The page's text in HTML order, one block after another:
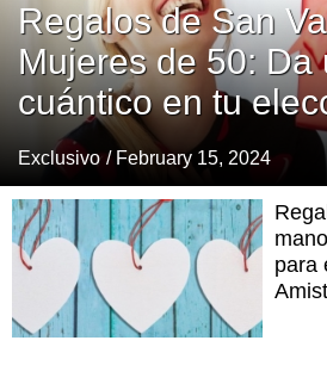
Regalos de San
Mujeres de 50: Da
cuántico en tu
Exclusivo / February 15, 2024
para